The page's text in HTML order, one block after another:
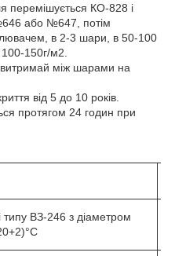
перемішується КО-828 і
або №647, потім
в 2-3 шари, в 50-100
150г/м2.
між шарами на
від 5 до 10 років.
протягом 24 годин при
типу ВЗ-246 з діаметром